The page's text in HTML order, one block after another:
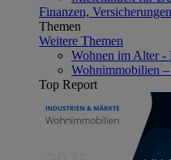
Finanzen,
Themen
Weitere Themen
Wohnen im Alter -
Wohnimmobilien
Top Report